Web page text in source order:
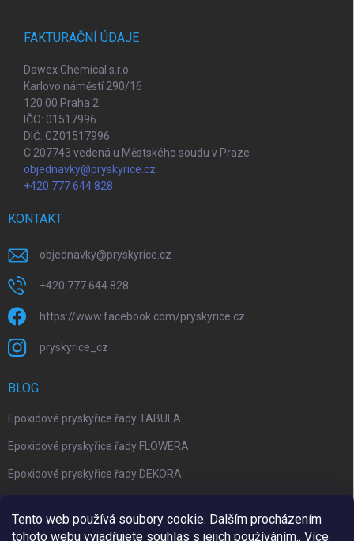
Tento web používá soubory cookie. Dalším procházením
tohoto webu vyjadřujete souhlas s jejich používáním.. Více
FAKTURAČNÍ ÚDAJE
Dawex Chemical s.r.o.
Karlovo náměstí 290/16
120 00 Praha 2
IČO: 01517996
DIČ: CZ01517996
C 207743 vedená u Městského soudu v Praze
objednavky@pryskyrice.cz
+420 777 644 828
KONTAKT
objednavky@pryskyrice.cz
+420 777 644 828
https://www.facebook.com/pryskyrice.cz
pryskyrice_cz
BLOG
Epoxidové pryskyřice řady TABULA
Epoxidové pryskyřice řady FLOWERA
Epoxidové pryskyřice řady DEKORA